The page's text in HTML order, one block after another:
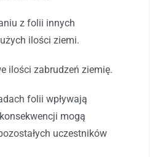
z folii innych
ilości ziemi.
ilości zabrudzeń ziemię.
folii wpływają
mogą
uczestników